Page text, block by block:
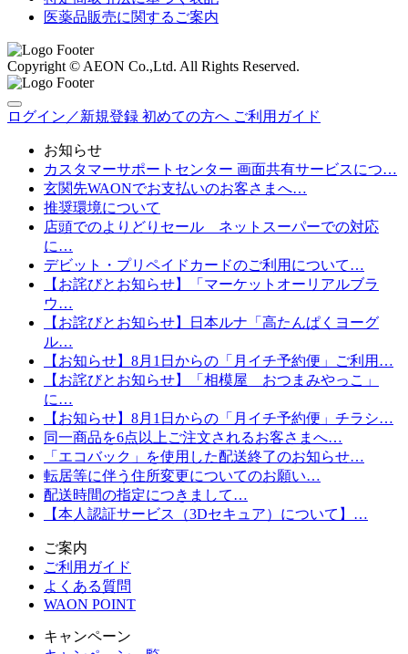
医薬品販売に関するご案内
Copyright © AEON Co.,Ltd. All Rights Reserved.
ログイン／新規登録 初めての方へ ご利用ガイド
お知らせ
カスタマーサポートセンター 画面共有サービスにつ…
玄関先WAONでお支払いのお客さまへ…
推奨環境について
店頭でのよりどりセール ネットスーパーでの対応
に…
デビット・プリペイドカードのご利用について…
【お詫びとお知らせ】「マーケットオーリアルブラ
ウ…
【お詫びとお知らせ】日本ルナ「高たんぱくヨーグ
ル…
【お知らせ】8月1日からの「月イチ予約便」ご利用…
【お詫びとお知らせ】「相模屋 おつまみやっこ」
に…
【お知らせ】8月1日からの「月イチ予約便」チラシ…
同一商品を6点以上ご注文されるお客さまへ…
「エコバック」を使用した配送終了のお知らせ…
転居等に伴う住所変更についてのお願い…
配送時間の指定につきまして…
【本人認証サービス（3Dセキュア）について】…
ご案内
ご利用ガイド
よくある質問
WAON POINT
キャンペーン